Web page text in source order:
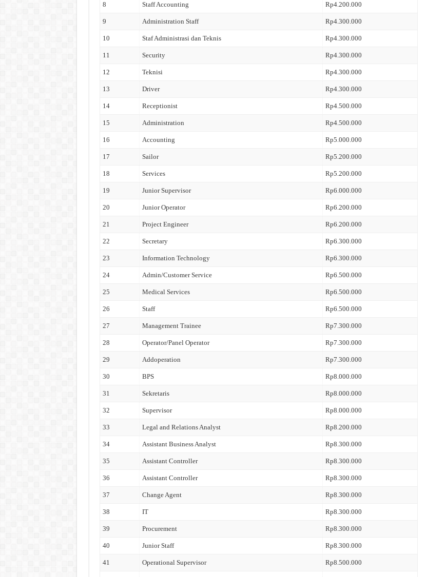
8 Staff Accounting Rp4.200.000
9 Administration Staff Rp4.300.000
10 Staf Administrasi dan Teknis Rp4.300.000
11 Security Rp4.300.000
12 Teknisi Rp4.300.000
13 Driver Rp4.300.000
14 Receptionist Rp4.500.000
15 Administration Rp4.500.000
16 Accounting Rp5.000.000
17 Sailor Rp5.200.000
18 Services Rp5.200.000
19 Junior Supervisor Rp6.000.000
20 Junior Operator Rp6.200.000
21 Project Engineer Rp6.200.000
22 Secretary Rp6.300.000
23 Information Technology Rp6.300.000
24 Admin/Customer Service Rp6.500.000
25 Medical Services Rp6.500.000
26 Staff Rp6.500.000
27 Management Trainee Rp7.300.000
28 Operator/Panel Operator Rp7.300.000
29 Addoperation Rp7.300.000
30 BPS Rp8.000.000
31 Sekretaris Rp8.000.000
32 Supervisor Rp8.000.000
33 Legal and Relations Analyst Rp8.200.000
34 Assistant Business Analyst Rp8.300.000
35 Assistant Controller Rp8.300.000
36 Assistant Controller Rp8.300.000
37 Change Agent Rp8.300.000
38 IT Rp8.300.000
39 Procurement Rp8.300.000
40 Junior Staff Rp8.300.000
41 Operational Supervisor Rp8.500.000